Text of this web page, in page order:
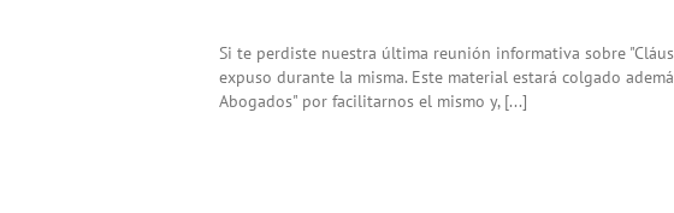
Si te perdiste nuestra última reunión informativa sobre
expuso durante la misma. Este material estará colgado
Abogados" por facilitarnos el mismo y, [...]